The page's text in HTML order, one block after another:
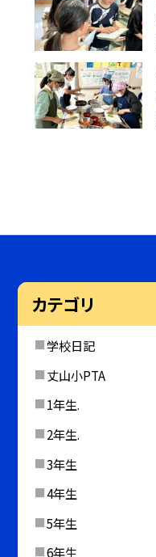
カテゴリ
学校日記
丈山小PTA
1年生.
2年生.
3年生
4年生
5年生
6年生